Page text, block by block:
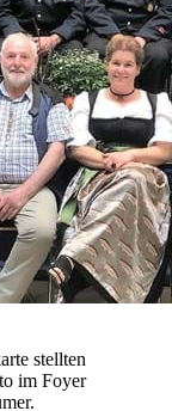
stellten
im Foyer